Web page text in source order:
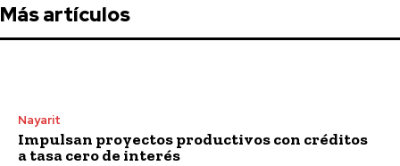
Más artículos
Nayarit
Impulsan proyectos productivos con créditos
a tasa cero de interés